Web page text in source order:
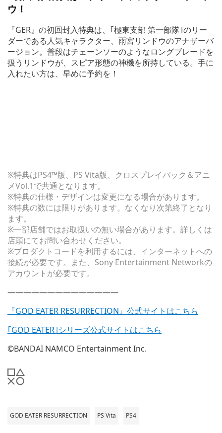
ウ！
『GER』の初回封入特典は、｢極東支部 第一部隊｣のリー
ダーである人気キャラクター、雨宮リンドウのアナザーバ
ージョン。普段はチェーンソーのようなロングブレードを
扱うリンドウが、スピア形態の神機を所持している。手に
入れたい方は、早めに予約を！
※特典はPS4™版、PS Vita版、クロスプレイパック＆アニ
メVol.1で共通となります。
※特典の仕様・デザインは変更になる場合があります。
※特典の数には限りがあります。なくなり次第終了となり
ます。
※一部店舗ではお取扱いの無い場合があります。詳しくは
店頭にてお問い合わせください。
※プロダクトコードを利用するには、インターネットへの
接続が必要です。また、Sony Entertainment Networkの
アカウントが必要です。
——————————————
『GOD EATER RESURRECTION』公式サイトはこちら
｢GOD EATER｣シリーズ公式サイトはこちら
©BANDAI NAMCO Entertainment Inc.
GOD EATER RESURRECTION PS Vita PS4